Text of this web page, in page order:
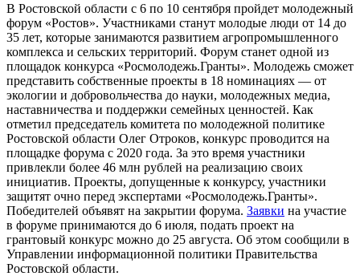
В Ростовской области с 6 по 10 сентября пройдет молодежный
форум «Ростов». Участниками станут молодые люди от 14 до
35 лет, которые занимаются развитием агропромышленного
комплекса и сельских территорий. Форум станет одной из
площадок конкурса «Росмолодежь.Гранты». Молодежь сможет
представить собственные проекты в 18 номинациях — от
экологии и добровольчества до науки, молодежных медиа,
наставничества и поддержки семейных ценностей. Как
отметил председатель комитета по молодежной политике
Ростовской области Олег Отроков, конкурс проводится на
площадке форума с 2020 года. За это время участники
привлекли более 46 млн рублей на реализацию своих
инициатив. Проекты, допущенные к конкурсу, участники
защитят очно перед экспертами «Росмолодежь.Гранты».
Победителей объявят на закрытии форума. Заявки на участие
в форуме принимаются до 6 июля, подать проект на
грантовый конкурс можно до 25 августа. Об этом сообщили в
Управлении информационной политики Правительства
Ростовской области.